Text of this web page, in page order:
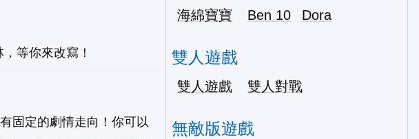
等你來改寫！
有固定的劇情走向！你可以
海綿寶寶
Ben 10 Dora
雙人遊戲
雙人遊戲 雙人對戰
無敵版遊戲